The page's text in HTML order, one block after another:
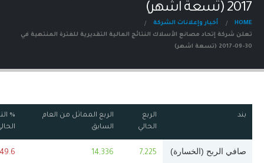
2017 (تسعة اشهر)
HOME
أخبار وإعلانات الشركة
تعلن شركة إتحاد مصانع الأسلاك النتائج المالية التقديرية للفترة المنتهية في
30-09-2017 (تسعة اشهر)
بند
الربع
الحالي
الربع المماثل من العام
السابق
%
صافي الربح (الخسارة) 7,225
14,336
49.6-